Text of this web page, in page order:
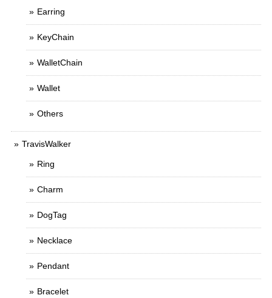
Earring
KeyChain
WalletChain
Wallet
Others
TravisWalker
Ring
Charm
DogTag
Necklace
Pendant
Bracelet